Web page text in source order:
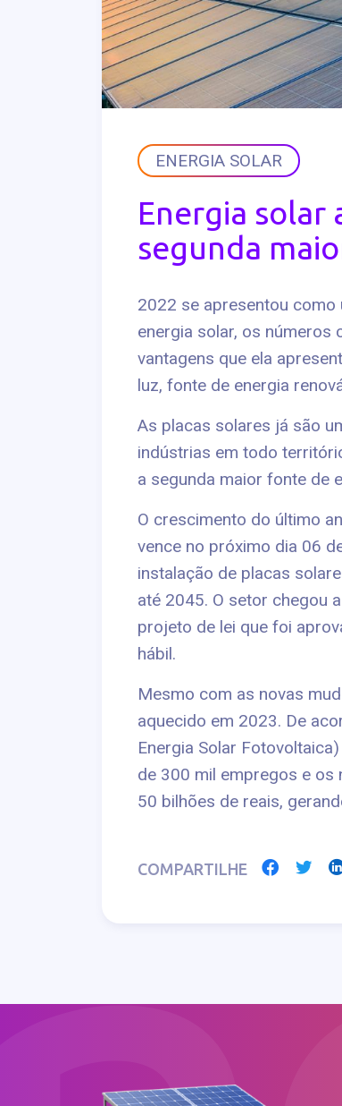
ENERGIA SOLAR
Energia solar
segunda
2022 se apresentou
energia solar, os números
vantagens que ela
luz, fonte de energia
As placas solares já são
indústrias em todo
a segunda maior fonte de
O crescimento do último
vence no próximo dia 06
instalação de placas
até 2045. O setor chegou
projeto de lei que foi
hábil.
Mesmo com as novas
aquecido em 2023. De
Energia Solar
de 300 mil empregos e
50 bilhões de reais,
COMPARTILHE